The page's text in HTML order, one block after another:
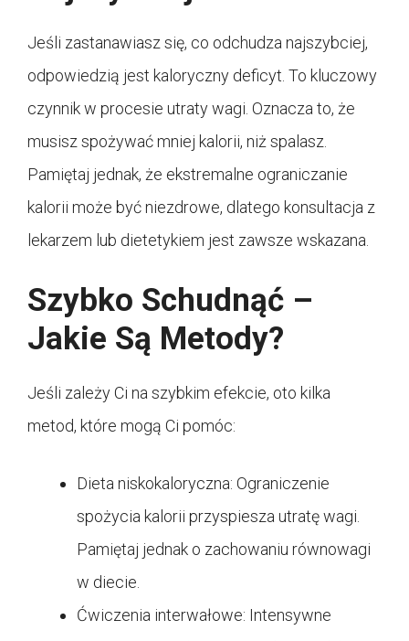
Jeśli zastanawiasz się, co odchudza najszybciej,
odpowiedzią jest kaloryczny deficyt. To kluczowy
czynnik w procesie utraty wagi. Oznacza to, że
musisz spożywać mniej kalorii, niż spalasz.
Pamiętaj jednak, że ekstremalne ograniczanie
kalorii może być niezdrowe, dlatego konsultacja z
lekarzem lub dietetykiem jest zawsze wskazana.
Szybko Schudnąć –
Jakie Są Metody?
Jeśli zależy Ci na szybkim efekcie, oto kilka
metod, które mogą Ci pomóc:
Dieta niskokaloryczna: Ograniczenie
spożycia kalorii przyspiesza utratę wagi.
Pamiętaj jednak o zachowaniu równowagi
w diecie.
Ćwiczenia interwałowe: Intensywne